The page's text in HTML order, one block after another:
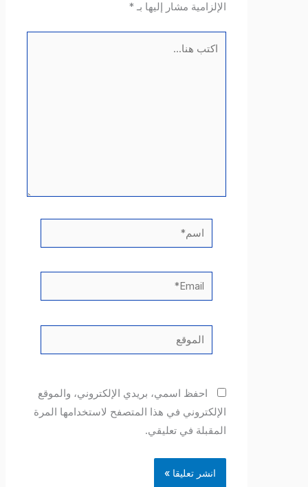
الإلزامية مشار إليها بـ*
احفظ اسمي، بريدي الإلكتروني، والموقع
الإلكتروني في هذا المتصفح لاستخدامها المرة
المقبلة في تعليقي.